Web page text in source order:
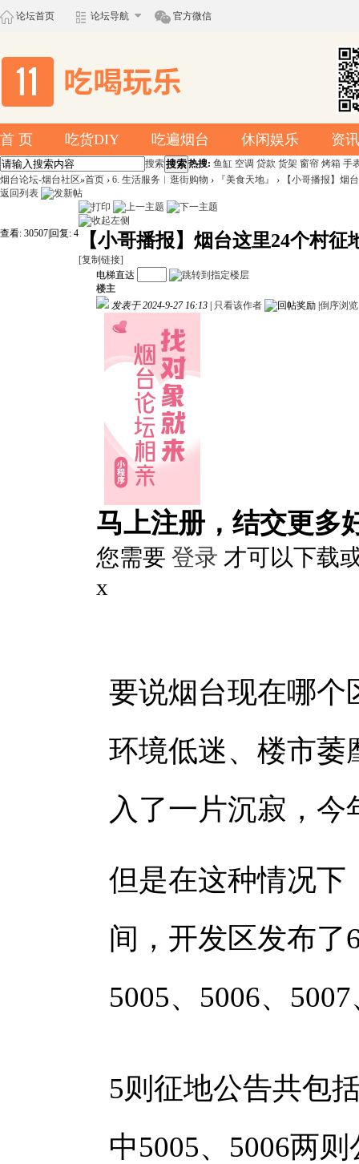
论坛首页 论坛导航 官方微信
首 页 吃货DIY 吃遍烟台 休闲娱乐 资
搜索搜索热搜: 鱼缸 空调 贷款 货架 窗帘 烤箱 手
烟台论坛-烟台社区»首页 › 6. 生活服务︱逛街购物 › 『美食天地』 ›
【小哥播报】烟
返回列表
查看: 30507 回复: 4 【小哥播报】烟台这里24个村
[复制链接]
电梯直达
楼主
发表于 2024-9-27 16:13
只看该作者 倒序浏览
马上注册，结交更多
您需要 登录 才可以下载
x
要说烟台现在哪个
环境低迷、楼市萎
入了一片沉寂，
但是在这种情况下
间，开发区发布了
5005、5006、
5则征地公告共包
中5005、5006两